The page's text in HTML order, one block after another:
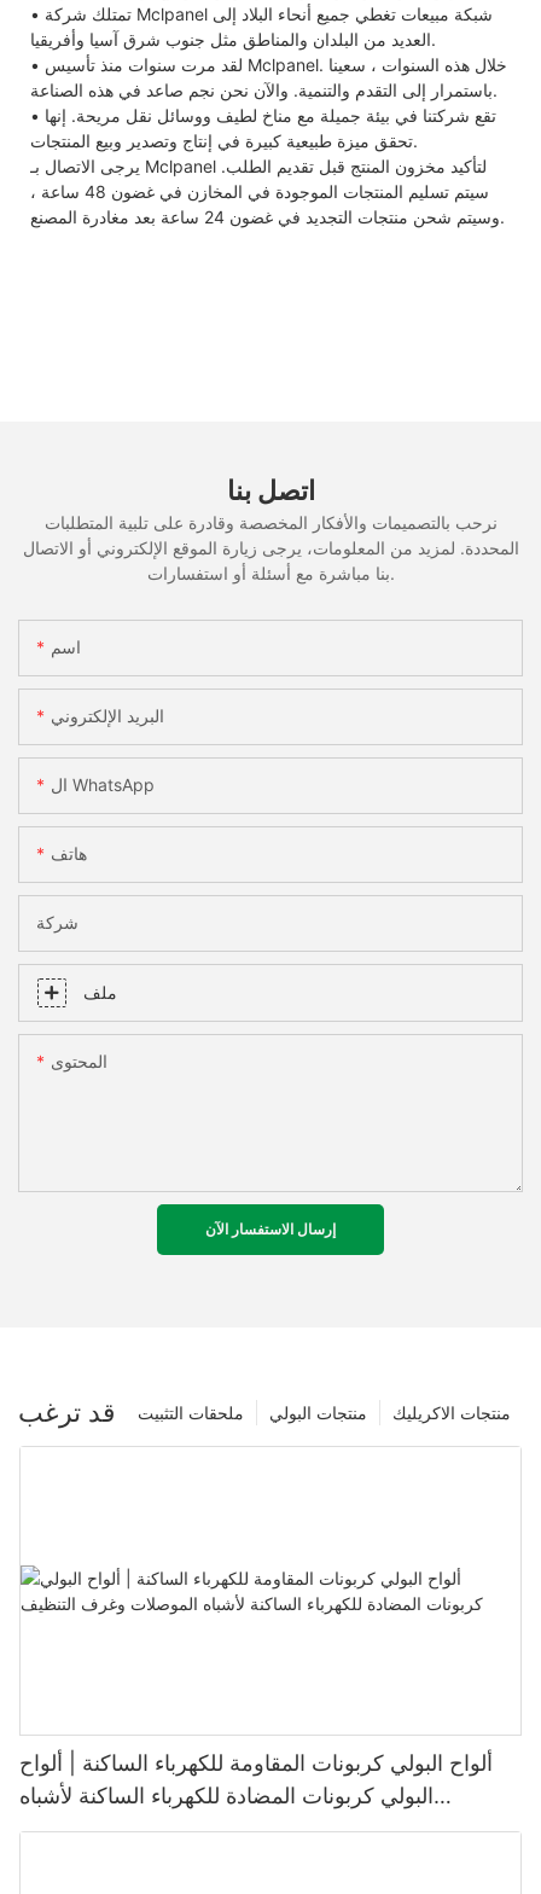
• تمتلك شركة Mclpanel شبكة مبيعات تغطي جميع أنحاء البلاد إلى
العديد من البلدان والمناطق مثل جنوب شرق آسيا وأفريقيا.
• لقد مرت سنوات منذ تأسيس Mclpanel. خلال هذه السنوات ، سعينا
باستمرار إلى التقدم والتنمية. والآن نحن نجم صاعد في هذه الصناعة.
• تقع شركتنا في بيئة جميلة مع مناخ لطيف ووسائل نقل مريحة. إنها
تحقق ميزة طبيعية كبيرة في إنتاج وتصدير وبيع المنتجات.
يرجى الاتصال بـ Mclpanel لتأكيد مخزون المنتج قبل تقديم الطلب.
سيتم تسليم المنتجات الموجودة في المخازن في غضون 48 ساعة ،
وسيتم شحن منتجات التجديد في غضون 24 ساعة بعد مغادرة المصنع.
اتصل بنا
نرحب بالتصميمات والأفكار المخصصة وقادرة على تلبية المتطلبات
المحددة. لمزيد من المعلومات، يرجى زيارة الموقع الإلكتروني أو الاتصال
بنا مباشرة مع أسئلة أو استفسارات.
اسم
البريد الإلكتروني
ال WhatsApp
هاتف
شركة
ملف
المحتوى
إرسال الاستفسار الآن
قد ترغب منتجات الاكريليك منتجات البولي ملحقات التثبيت
ألواح البولي كربونات المقاومة للكهرباء الساكنة | ألواح
البولي كربونات المضادة للكهرباء الساكنة لأشباه
الموصلات وغرف التنظيف